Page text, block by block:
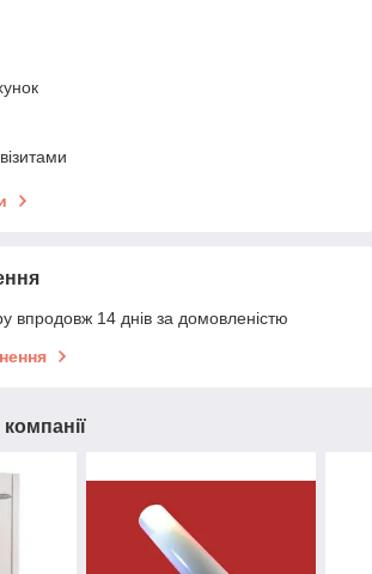
впродовж 14 днів за домовленістю